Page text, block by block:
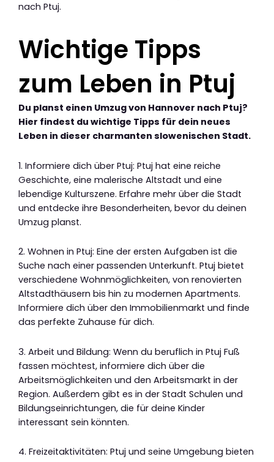
nach Ptuj.
Wichtige Tipps
zum Leben in Ptuj
Du planst einen Umzug von Hannover nach Ptuj?
Hier findest du wichtige Tipps für dein neues
Leben in dieser charmanten slowenischen Stadt.
1. Informiere dich über Ptuj: Ptuj hat eine reiche
Geschichte, eine malerische Altstadt und eine
lebendige Kulturszene. Erfahre mehr über die Stadt
und entdecke ihre Besonderheiten, bevor du deinen
Umzug planst.
2. Wohnen in Ptuj: Eine der ersten Aufgaben ist die
Suche nach einer passenden Unterkunft. Ptuj bietet
verschiedene Wohnmöglichkeiten, von renovierten
Altstadthäusern bis hin zu modernen Apartments.
Informiere dich über den Immobilienmarkt und finde
das perfekte Zuhause für dich.
3. Arbeit und Bildung: Wenn du beruflich in Ptuj Fuß
fassen möchtest, informiere dich über die
Arbeitsmöglichkeiten und den Arbeitsmarkt in der
Region. Außerdem gibt es in der Stadt Schulen und
Bildungseinrichtungen, die für deine Kinder
interessant sein könnten.
4. Freizeitaktivitäten: Ptuj und seine Umgebung bieten